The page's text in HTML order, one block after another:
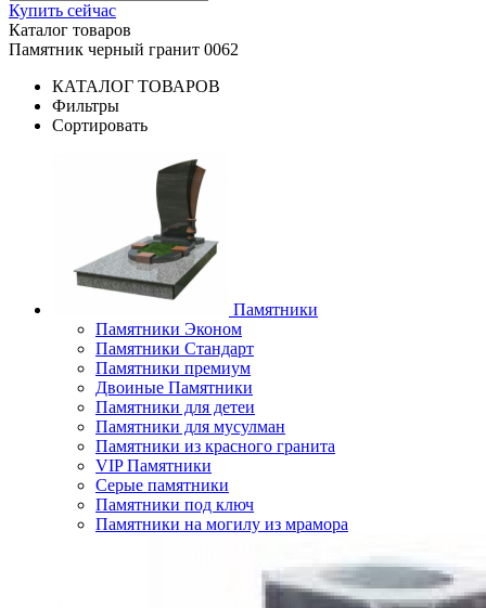
Купить сейчас
Каталог товаров
Памятник черный гранит 0062
КАТАЛОГ ТОВАРОВ
Фильтры
Сортировать
Памятники
Памятники Эконом
Памятники Стандарт
Памятники премиум
Двоиные Памятники
Памятники для детеи
Памятники для мусулман
Памятники из красного гранита
VIP Памятники
Серые памятники
Памятники под ключ
Памятники на могилу из мрамора